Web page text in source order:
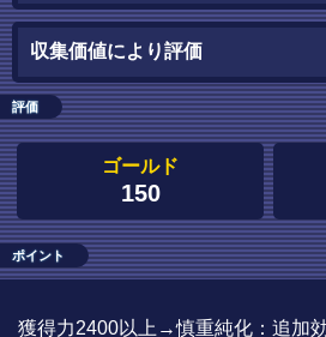
収集価値により評価
評価
ゴールド
150
ポイント
獲得力2400以上→慎重純化：追加